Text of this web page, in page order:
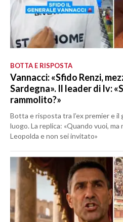
BOTTA E RISPOSTA
Vannacci: «Sfido Renzi,
Sardegna». Il leader di Iv:
rammolito?»
Botta e risposta tra l’ex premier e
luogo. La replica: «Quando vuoi, ma
Leopolda e non sei invitato»